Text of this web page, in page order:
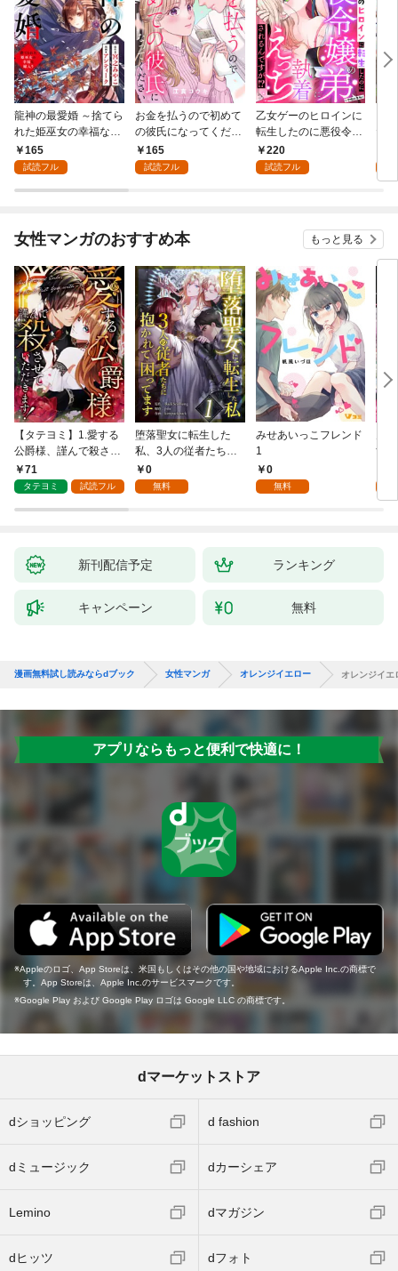
龍神の最愛婚 ～捨てら
れた姫巫女の幸福な嫁
入り～: 1
165
試読フル
お金を払うので初めて
の彼氏になってくださ
い: 1
165
試読フル
乙女ゲーのヒロインに
転生したのに悪役令嬢
の弟（攻略対象外）に
執着えっちされるんで
220
試読フル
た
女性マンガのおすすめ本 もっと見る
【タテヨミ】1.愛する
公爵様、謹んで殺させ
ていただきます！
71
タテヨミ 試読フル
堕落聖女に転生した
私、3人の従者たちに
抱かれて困ってます 第
1話
0
無料
みせあいっこフレンド
1
0
無料
す
ま
新刊配信予定 ランキング
キャンペーン 無料
漫画無料試し読みならdブック 女性マンガ オレンジイエロー オレンジイエ
アプリならもっと便利で快適に！
Appleのロゴ、App Storeは、米国もしくはその他の国や地域におけるApple Inc.の商標で
す。App Storeは、Apple Inc.のサービスマークです。
Google Play および Google Play ロゴは Google LLC の商標です。
dマーケットストア
dショッピング d fashion
dミュージック dカーシェア
Lemino dマガジン
dヒッツ dフォト